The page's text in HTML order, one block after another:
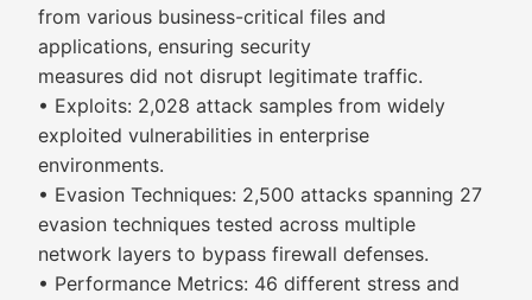
from various business-critical files and
applications, ensuring security
measures did not disrupt legitimate traffic.
• Exploits: 2,028 attack samples from widely
exploited vulnerabilities in enterprise
environments.
• Evasion Techniques: 2,500 attacks spanning 27
evasion techniques tested across multiple
network layers to bypass firewall defenses.
• Performance Metrics: 46 different stress and